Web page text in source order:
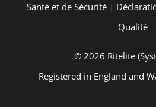
Santé et de Sécurité |
Qualité
© 2026 Ritelite
Registered in England and